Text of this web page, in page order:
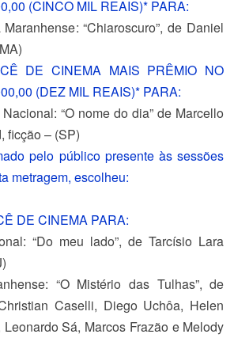
(CINCO MIL REAIS)* PARA:
: “Chiaroscuro”, de Daniel
DE CINEMA MAIS PRÊMIO NO
(DEZ MIL REAIS)* PARA:
: “O nome do dia” de Marcello
ficção – (SP)
pelo público presente às sessões
metragem, escolheu:
DE CINEMA PARA:
: “Do meu lado”, de Tarcísio Lara
: “O Mistério das Tulhas”, de
Caselli, Diego Uchôa, Helen
Sá, Marcos Frazão e Melody